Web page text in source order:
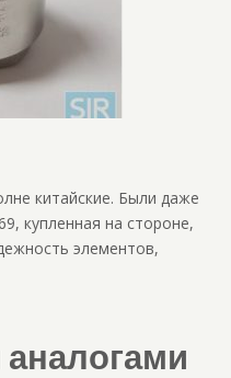
китайские. Были даже
купленная на стороне,
элементов,